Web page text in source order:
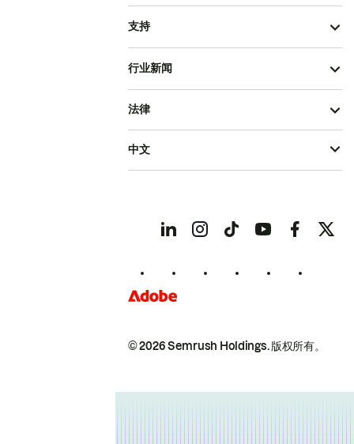
支持
行业新闻
© 2026 Semrush Holdings.版权所有。
法律
中文